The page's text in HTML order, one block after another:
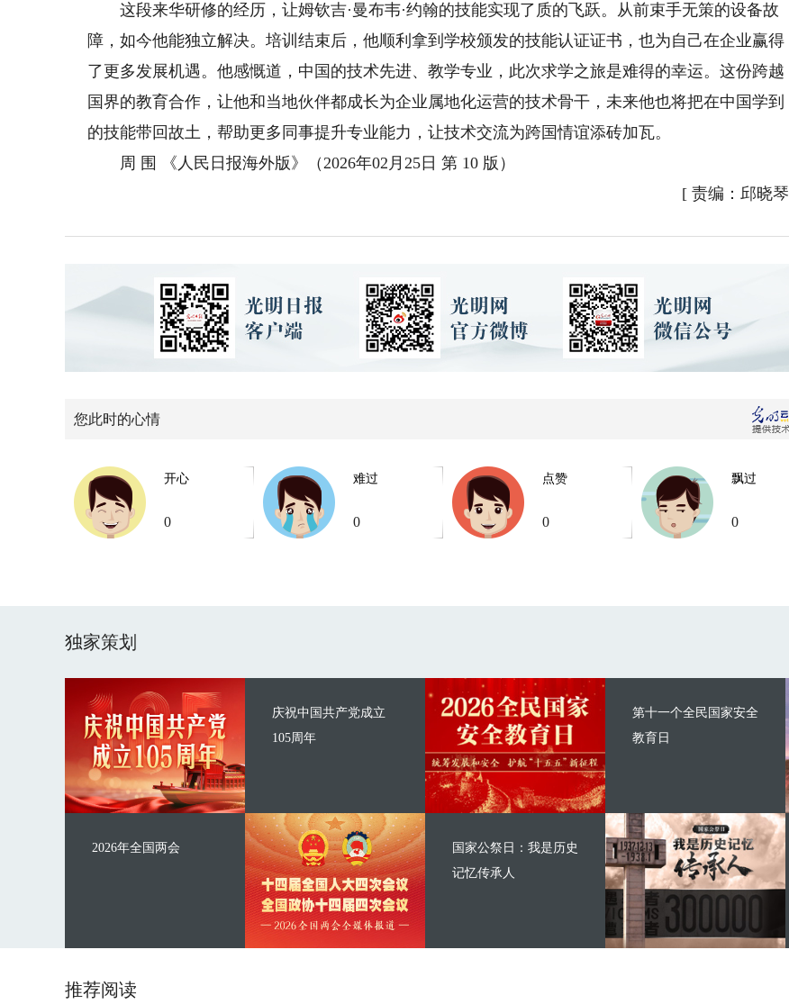
这段来华研修的经历，让姆钦吉·曼布韦·约翰的技能实现了质的飞跃。从前束手无策的设备故
障，如今他能独立解决。培训结束后，他顺利拿到学校颁发的技能认证证书，也为自己在企业赢得
了更多发展机遇。他感慨道，中国的技术先进、教学专业，此次求学之旅是难得的幸运。这份跨越
国界的教育合作，让他和当地伙伴都成长为企业属地化运营的技术骨干，未来他也将把在中国学到
的技能带回故土，帮助更多同事提升专业能力，让技术交流为跨国情谊添砖加瓦。
周 围 《人民日报海外版》（2026年02月25日 第 10 版）
[ 责编：邱晓琴
您此时的心情
开心
0
难过
0
点赞
0
飘过
0
独家策划
庆祝中国共产党成立
105周年
2026年全国两会
第十一个全民国家安全
教育日
国家公祭日：我是历史
记忆传承人
推荐阅读